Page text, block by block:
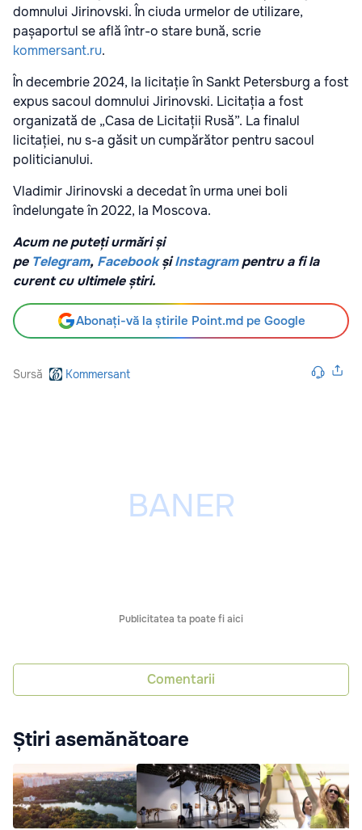
domnului Jirinovski. În ciuda urmelor de utilizare,
pașaportul se află într-o stare bună, scrie
kommersant.ru.
În decembrie 2024, la licitație în Sankt Petersburg a fost
expus sacoul domnului Jirinovski. Licitația a fost
organizată de „Casa de Licitații Rusă”. La finalul
licitației, nu s-a găsit un cumpărător pentru sacoul
politicianului.
Vladimir Jirinovski a decedat în urma unei boli
îndelungate în 2022, la Moscova.
Acum ne puteți urmări și
pe Telegram, Facebook șiInstagrampentru a fi la
curent cu ultimele știri.
Abonați-vă la știrile Point.md pe Google
Sursă Kommersant
Publicitatea ta poate fi aici
Comentarii
Știri asemănătoare